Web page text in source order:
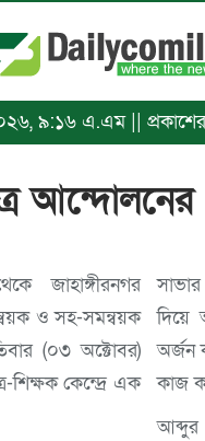
৯:১৬ এ.এম ||
জাহাঙ্গীরনগর
ও সহ-সমন্বয়ক
(০৩ অক্টোবর)
শিক্ষক কেন্দ্রে এক
অর্জন
কাজ
আব্দুর